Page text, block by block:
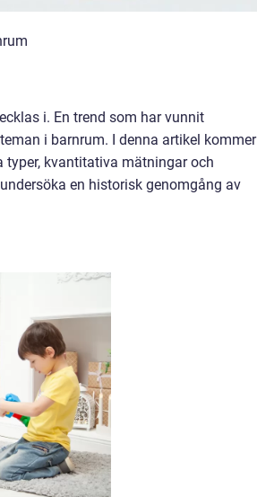
i. En trend som har vunnit
i barnrum. I denna artikel kommer
typer, kvantitativa mätningar och
en historisk genomgång av